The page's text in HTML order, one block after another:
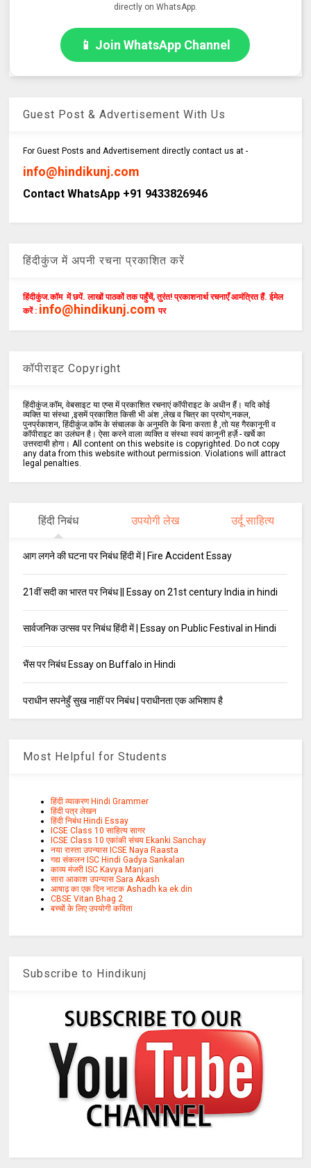
directly on WhatsApp.
📱 Join WhatsApp Channel
Guest Post & Advertisement With Us
For Guest Posts and Advertisement directly contact us at -
info@hindikunj.com
Contact WhatsApp +91 9433826946
हिंदीकुंज में अपनी रचना प्रकाशित करें
हिंदीकुंज.कॉम में छपें. लाखों पाठकों तक पहुँचें, तुरंत! प्रकाशनार्थ रचनाएँ आमंत्रित हैं. ईमेल
करें : info@hindikunj.com पर
कॉपीराइट Copyright
हिंदीकुंज.कॉम, वेबसाइट या एप्स में प्रकाशित रचनाएं कॉपीराइट के अधीन हैं। यदि कोई
व्यक्ति या संस्था ,इसमें प्रकाशित किसी भी अंश ,लेख व चित्र का प्रयोग,नकल,
पुनर्प्रकाशन, हिंदीकुंज.कॉम के संचालक के अनुमति के बिना करता है ,तो यह गैरकानूनी व
कॉपीराइट का उलंघन है। ऐसा करने वाला व्यक्ति व संस्था स्वयं कानूनी हर्ज़े - खर्चे का
उत्तरदायी होगा। All content on this website is copyrighted. Do not copy
any data from this website without permission. Violations will attract
legal penalties.
हिंदी निबंध उपयोगी लेख उर्दू साहित्य
आग लगने की घटना पर निबंध हिंदी में | Fire Accident Essay
21वीं सदी का भारत पर निबंध || Essay on 21st century India in hindi
सार्वजनिक उत्सव पर निबंध हिंदी में | Essay on Public Festival in Hindi
भैंस पर निबंध Essay on Buffalo in Hindi
पराधीन सपनेहुँ सुख नाहीं पर निबंध | पराधीनता एक अभिशाप है
Most Helpful for Students
हिंदी व्याकरण Hindi Grammer
हिंदी पत्र लेखन
हिंदी निबंध Hindi Essay
ICSE Class 10 साहित्य सागर
ICSE Class 10 एकांकी संचय Ekanki Sanchay
नया रास्ता उपन्यास ICSE Naya Raasta
गद्य संकलन ISC Hindi Gadya Sankalan
काव्य मंजरी ISC Kavya Manjari
सारा आकाश उपन्यास Sara Akash
आषाढ़ का एक दिन नाटक Ashadh ka ek din
CBSE Vitan Bhag 2
बच्चों के लिए उपयोगी कविता
Subscribe to Hindikunj